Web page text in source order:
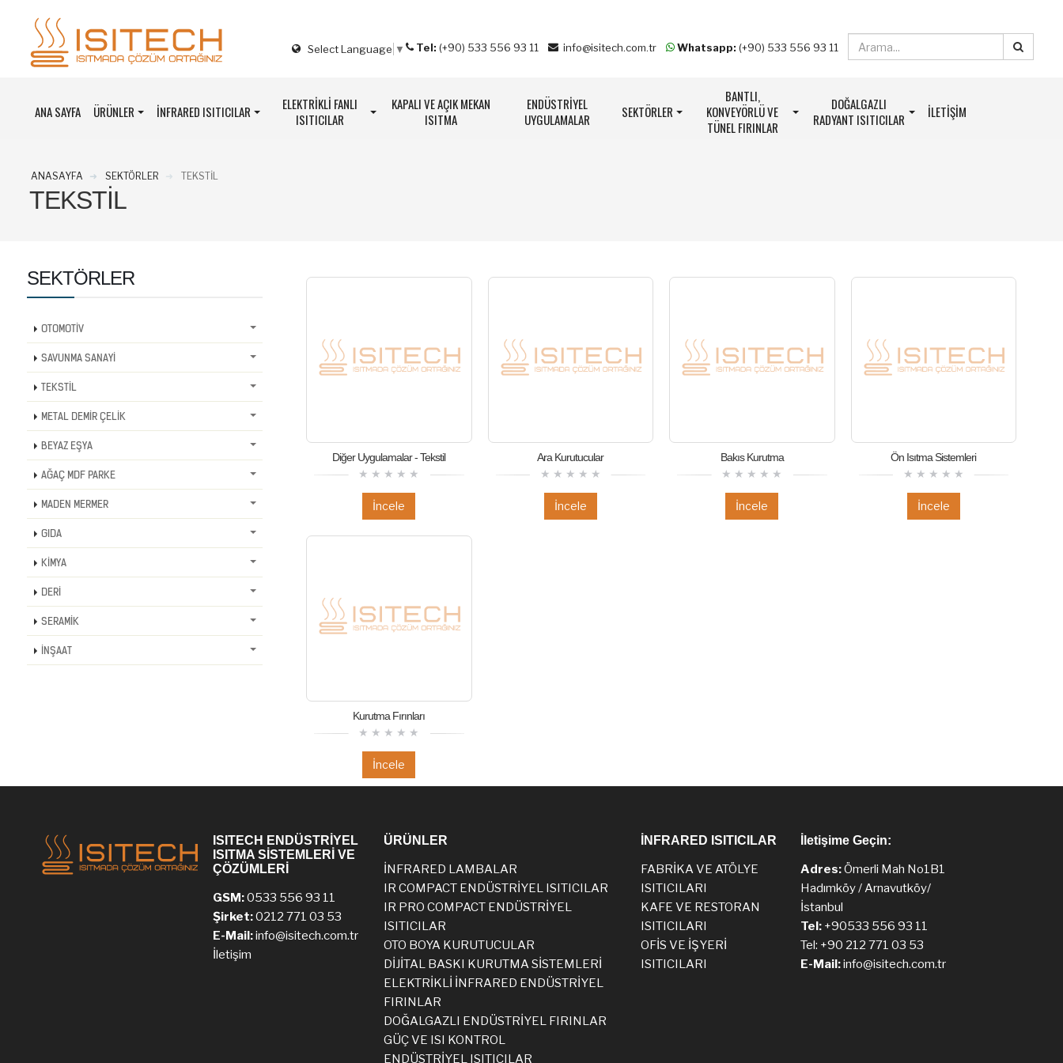
Select Language ▼ Tel: (+90) 533 556 93 11 info@isitech.com.tr Whatsapp: (+90) 533 556 93 11
ANA SAYFA ÜRÜNLER İNFRARED ISITICILAR
ELEKTRİKLİ FANLI
ISITICILAR
KAPALI VE AÇIK MEKAN
ISITMA
ENDÜSTRİYEL
UYGULAMALAR
SEKTÖRLER
BANTLI,
KONVEYÖRLÜ VE
TÜNEL FIRINLAR
DOĞALGAZLI
RADYANT ISITICILAR
İLETIŞIM
ANASAYFA SEKTÖRLER TEKSTİL
TEKSTİL
Diğer Uygulamalar - Tekstil
İncele
Ara Kurutucular
İncele
Bakıs Kurutma
İncele
Ön Isıtma Sistemleri
İncele
Kurutma Fırınları
İncele
SEKTÖRLER
OTOMOTİV
SAVUNMA SANAYİ
TEKSTİL
METAL DEMİR ÇELİK
BEYAZ EŞYA
AĞAÇ MDF PARKE
MADEN MERMER
GIDA
KİMYA
DERİ
SERAMİK
İNŞAAT
ISITECH ENDÜSTRİYEL
ISITMA SİSTEMLERİ VE
ÇÖZÜMLERİ
GSM:0533 556 93 11
Şirket:0212 771 03 53
E-Mail:info@isitech.com.tr
İletişim
ÜRÜNLER
İNFRARED LAMBALAR
IR COMPACT ENDÜSTRİYEL ISITICILAR
IR PRO COMPACT ENDÜSTRİYEL
ISITICILAR
OTO BOYA KURUTUCULAR
DİJİTAL BASKI KURUTMA SİSTEMLERİ
ELEKTRİKLİ İNFRARED ENDÜSTRİYEL
FIRINLAR
DOĞALGAZLI ENDÜSTRİYEL FIRINLAR
GÜÇ VE ISI KONTROL
ENDÜSTRİYEL ISITICILAR
İNFRARED ISITICILAR
FABRİKA VE ATÖLYE
ISITICILARI
KAFE VE RESTORAN
ISITICILARI
OFİS VE İŞYERİ
ISITICILARI
İletişime Geçin:
Adres:Ömerli Mah No1B1
Hadımköy / Arnavutköy/
İstanbul
Tel: +90533 556 93 11
Tel: +90 212 771 03 53
E-Mail:info@isitech.com.tr